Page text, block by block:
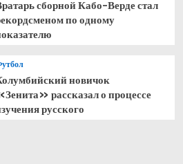
сборной Кабо-Верде стал
по одному
новичок
рассказал о процессе
русского